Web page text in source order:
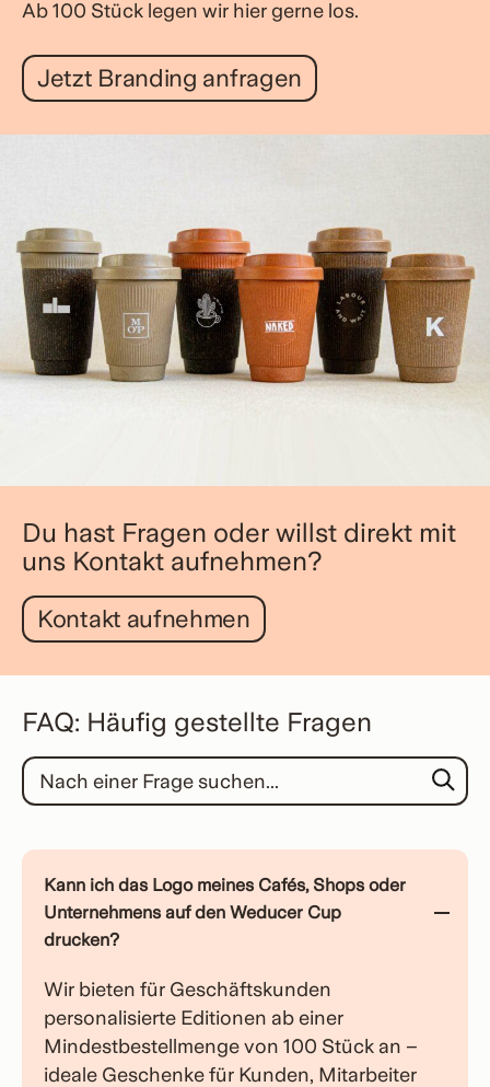
Ab 100 Stück legen wir hier gerne los.
Jetzt Branding anfragen
Du hast Fragen oder willst direkt mit
uns Kontakt aufnehmen?
Kontakt aufnehmen
FAQ: Häufig gestellte Fragen
Search through FAQ items. Results will update as you type.
Kann ich das Logo meines Cafés, Shops oder
Unternehmens auf den Weducer Cup
drucken?
Wir bieten für Geschäftskunden
personalisierte Editionen ab einer
Mindestbestellmenge von 100 Stück an –
ideale Geschenke für Kunden, Mitarbeiter